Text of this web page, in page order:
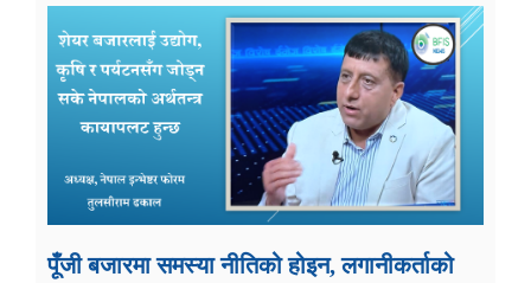
पूँजी बजारमा समस्या नीतिको होइन, लगानीकर्ताको